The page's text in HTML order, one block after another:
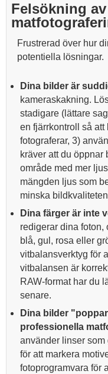
Felsökning
Frustrerad över hur
potentiella lösningar.
Dina bilder är
kameraskakning.
stadigare (lättare
en fjärrkontroll så
fotograferar, 3)
kräver att du öppnar
område med mer
mängden ljus som
minska
Dina färger är inte
redigerar dina foton,
blå, gul, rosa eller
vitbalansverktyg för
vitbalansen är
RAW-format har du
senare.
Dina bilder
professionella
använder linser
för att markera
fotoprogramvara för